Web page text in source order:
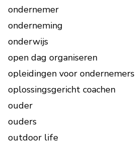
ondernemer
onderneming
onderwijs
open dag organiseren
opleidingen voor ondernemers
oplossingsgericht coachen
ouder
ouders
outdoor life